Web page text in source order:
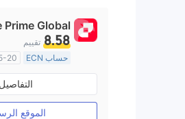
Prime Global
8.58 تقييم
حساب ECN
15-20
منظمة في أستراليا
صناعة السوق (MM)
رخصة كاملة
التفاصيل
الموقع